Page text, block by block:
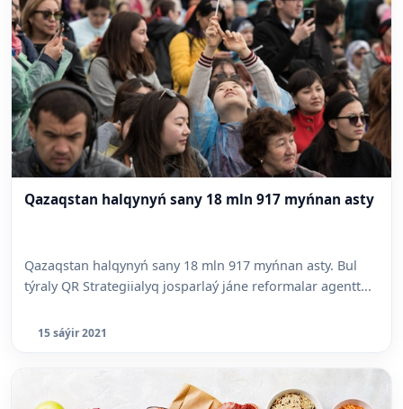
Qazaqstan halqynyń sany 18 mln 917 myńnan asty
Qazaqstan halqynyń sany 18 mln 917 myńnan asty. Bul
týraly QR Strategiialyq josparlaý jáne reformalar agentt...
15 sáýir 2021